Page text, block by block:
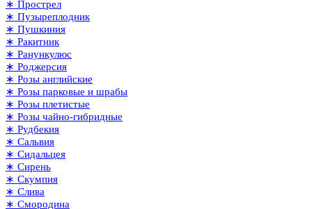
∗ Прострел
∗ Пузыреплодник
∗ Пушкиния
∗ Ракитник
∗ Ранункулюс
∗ Роджерсия
∗ Розы английские
∗ Розы парковые и шрабы
∗ Розы плетистые
∗ Розы чайно-гибридные
∗ Рудбекия
∗ Сальвия
∗ Сидальцея
∗ Сирень
∗ Скумпия
∗ Слива
∗ Смородина